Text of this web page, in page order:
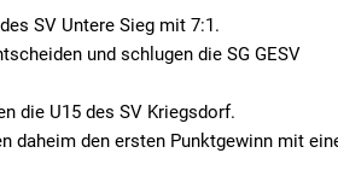
SV Untere Sieg mit 7:1.
und schlugen die SG GESV
die U15 des SV Kriegsdorf.
daheim den ersten Punktgewinn mit
Vouloutakis